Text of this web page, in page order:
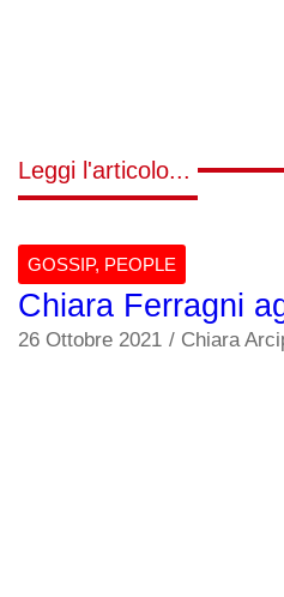
Leggi l'articolo...
GOSSIP, PEOPLE
Chiara Ferragni
26 Ottobre 2021 / Chiara